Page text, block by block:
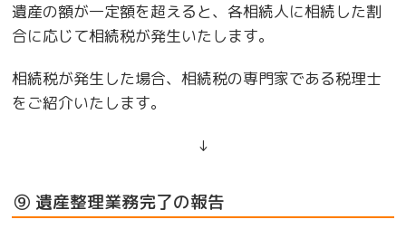
遺産の額が一定額を超えると、各相続人に相続した割
合に応じて相続税が発生いたします。
相続税が発生した場合、相続税の専門家である税理士
をご紹介いたします。
↓
⑨ 遺産整理業務完了の報告